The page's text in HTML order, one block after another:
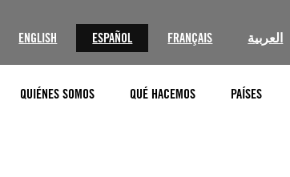
ENGLISH ESPAÑOL FRANÇAIS العربية
QUIÉNES SOMOS QUÉ HACEMOS PAÍSES